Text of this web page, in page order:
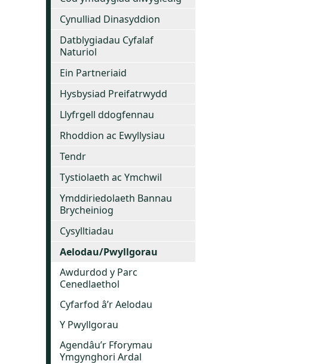
Cynulliad Dinasyddion
Datblygiadau Cyfalaf
Naturiol
Ein Partneriaid
Hysbysiad Preifatrwydd
Llyfrgell ddogfennau
Rhoddion ac Ewyllysiau
Tendr
Tystiolaeth ac Ymchwil
Ymddiriedolaeth Bannau
Brycheiniog
Cysylltiadau
Aelodau/Pwyllgorau
Awdurdod y Parc
Cenedlaethol
Cyfarfod â’r Aelodau
Y Pwyllgorau
Agendâu’r Fforymau
Ymgynghori Ardal